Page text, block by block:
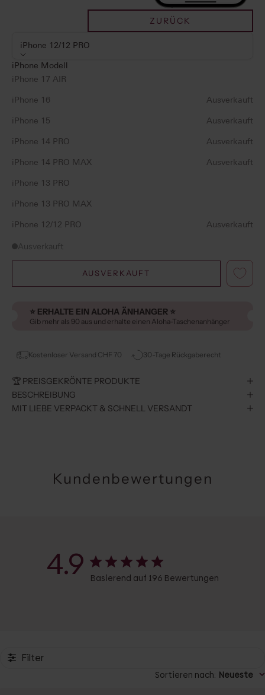
ZURÜCK
iPhone 12/12 PRO
iPhone Modell
iPhone 17 AIR
iPhone 16 Ausverkauft
iPhone 15 Ausverkauft
iPhone 14 PRO Ausverkauft
iPhone 14 PRO MAX Ausverkauft
iPhone 13 PRO
iPhone 13 PRO MAX
iPhone 12/12 PRO Ausverkauft
Ausverkauft
AUSVERKAUFT
⭐️ ERHALTE EIN ALOHA ÄNHANGER ⭐️
Gib mehr als 90 aus und erhalte einen Aloha-Taschenanhänger
Kostenloser Versand CHF 70 30-Tage Rückgaberecht
🏆 PREISGEKRÖNTE PRODUKTE
BESCHREIBUNG
MIT LIEBE VERPACKT & SCHNELL VERSANDT
Kundenbewertungen
4.9 Basierend auf 196 Bewertungen
Filter
Sortieren nach: Neueste